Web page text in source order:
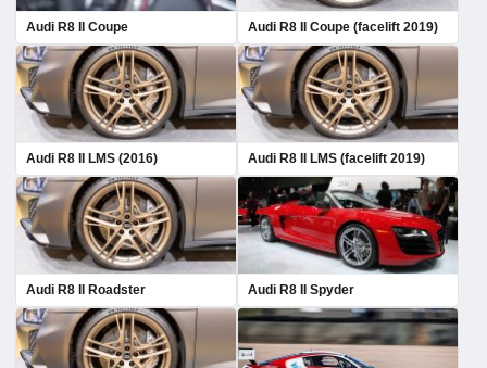
Audi R8 II Coupe Audi R8 II Coupe (facelift 2019)
Audi R8 II LMS (2016) Audi R8 II LMS (facelift 2019)
Audi R8 II Roadster Audi R8 II Spyder